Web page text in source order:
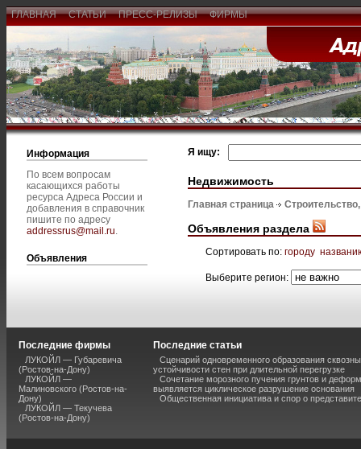
ГЛАВНАЯ СТАТЬИ ПРЕСС-РЕЛИЗЫ ФИРМЫ
Информация
По всем вопросам
касающихся работы
ресурса Адреса России и
добавления в справочник
пишите по адресу
addressrus@mail.ru.
Объявления
Я ищу:
Недвижимость
Главная страница
Объявления раздела
Сортировать по: городу
Выберите регион:
Последние фирмы
ЛУКОЙЛ — Губаревича
(Ростов-на-Дону)
ЛУКОЙЛ —
Малиновского (Ростов-на-
Дону)
ЛУКОЙЛ — Текучева
(Ростов-на-Дону)
Последние статьи
Сценарий одновременного образования
устойчивости стен при длительной перегрузке
Сочетание морозного пучения грунтов и
выявляется циклическое разрушение основания
Общественная инициатива и спор о